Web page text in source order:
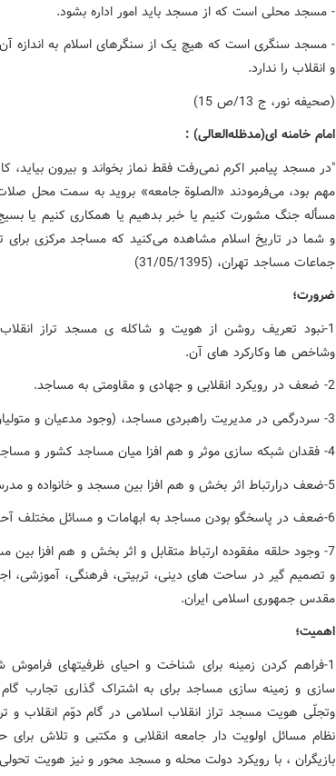
- مسجد محلی است که از مسجد باید امور اداره بشود.
- مسجد سنگری است که هیچ یک از سنگرهای اسلام به اندازه آن
و انقلاب را ندارد.
(صحیفه نور، ج 13/ص 15)
امام خامنه ‌ای(مدظله‌العالی) :
"در مسجد پیامبر اکرم نمی‌رفت فقط نماز بخواند و بیرون
مهم بود، می‌فرمودند «الصلوة جامعه» بروید به سمت محل
مسأله جنگ مشورت کنیم یا خبر بدهیم یا همکاری کنیم یا بسیج
و شما در تاریخ اسلام مشاهده می‌کنید که مساجد مرکزی برای
جماعات مساجد تهران، (31/05/1395)
ضرورت؛
1-نبود تعریف روشن از هویت و شاکله ی مسجد تراز
وشاخص ها وکارکرد های آن.
2- ضعف در رویکرد انقلابی و جهادی و مقاومتی به مساجد.
3- سردرگمی در مدیریت راهبردی مساجد، (وجود مدعیان و متولیان گوناگون و مختلف).
4- فقدان شبکه سازی موثر و هم افزا میان مساجد کشور و مساجد جهان اسلام.
5-ضعف درارتباط اثر بخش و هم افزا بین مسجد و خانواده و مدرسه با رویکرد محله محوری.
6-ضعف در پاسخگو بودن مساجد به ابهامات و مسائل مختلف آحاد مردم بویژه نسل جوان.
7- وجود حلقه مفقوده ارتباط متقابل و اثر بخش و هم افزا
و تصمیم گیر در ساحت های دینی، تربیتی، فرهنگی، آموزشی،
مقدس جمهوری اسلامی ایران.
اهمیت؛
1-فراهم کردن زمینه برای شناخت و احیای ظرفیتهای
سازی و زمینه سازی مساجد برای به اشتراک گذاری تجارب
وتجلّی هویت مسجد تراز انقلاب اسلامی در گام دوّم انقلاب
نظام مسائل اولویت دار جامعه انقلابی و مکتبی و تلاش
بازیگران ، با رویکرد دولت محله و مسجد محور و نیز هویت